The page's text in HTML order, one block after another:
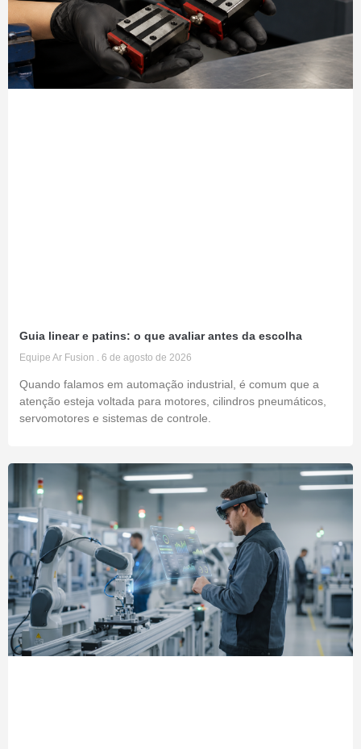
Guia linear e patins: o que avaliar antes da escolha
Equipe Ar Fusion 6 de agosto de 2026
Quando falamos em automação industrial, é comum que a
atenção esteja voltada para motores, cilindros pneumáticos,
servomotores e sistemas de controle.